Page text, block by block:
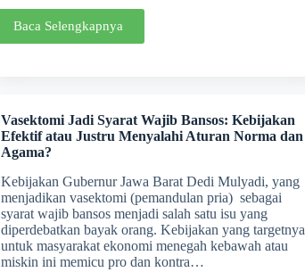
Baca Selengkapnya
Vasektomi Jadi Syarat Wajib Bansos: Kebijakan
Efektif atau Justru Menyalahi Aturan Norma dan
Agama?
Kebijakan Gubernur Jawa Barat Dedi Mulyadi, yang
menjadikan vasektomi (pemandulan pria) sebagai
syarat wajib bansos menjadi salah satu isu yang
diperdebatkan bayak orang. Kebijakan yang targetnya
untuk masyarakat ekonomi menegah kebawah atau
miskin ini memicu pro dan kontra…